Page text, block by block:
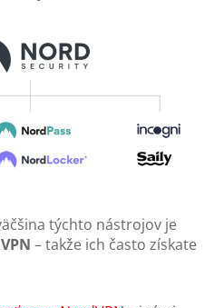
týchto nástrojov je
– takže ich často získate